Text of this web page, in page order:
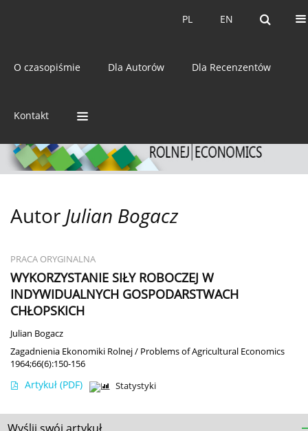
EN
PL EN
PL
O czasopiśmie Dla Autorów Dla Recenzentów
Kontakt
ISSN: 0044-1600
Autor Julian Bogacz
PRACA ORYGINALNA
WYKORZYSTANIE SIŁY ROBOCZEJ W
INDYWIDUALNYCH GOSPODARSTWACH
CHŁOPSKICH
Julian Bogacz
Zagadnienia Ekonomiki Rolnej / Problems of Agricultural Economics
1964;66(6):150-156
Artykuł (PDF) Statystyki